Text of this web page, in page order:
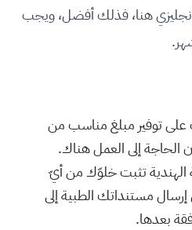
هنا، فذلك أفضل، ويجب
توفير مبلغ مناسب من
الحاجة إلى العمل هناك.
الهندية تثبت خلوّك من أيّ
مستنداتك الطبية إلى
بعدها.